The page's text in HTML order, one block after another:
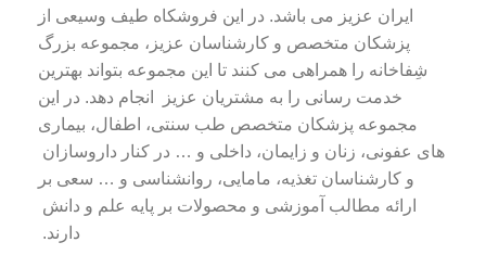
ایران عزیز می باشد. در این فروشکاه طیف وسیعی از
پزشکان متخصص و کارشناسان عزیز، مجموعه بزرگ
شِفاخانه را همراهی می کنند تا این مجموعه بتواند بهترین
خدمت رسانی را به مشتریان عزیز انجام دهد. در این
مجموعه پزشکان متخصص طب سنتی، اطفال، بیماری
های عفونی، زنان و زایمان، داخلی و … در کنار داروسازان
و کارشناسان تغذیه، مامایی، روانشناسی و … سعی بر
ارائه مطالب آموزشی و محصولات بر پایه علم و دانش
دارند.